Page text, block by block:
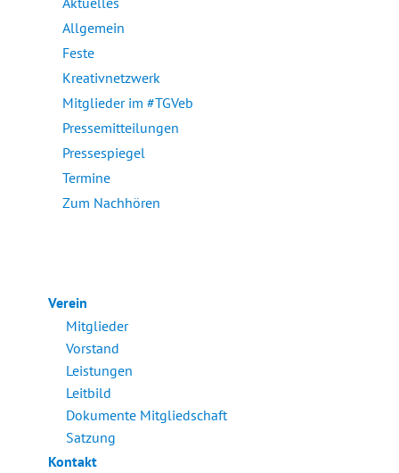
Allgemein
Feste
Kreativnetzwerk
Mitglieder im #TGVeb
Pressemitteilungen
Pressespiegel
Termine
Zum Nachhören
Verein
Mitglieder
Vorstand
Leistungen
Leitbild
Dokumente Mitgliedschaft
Satzung
Kontakt